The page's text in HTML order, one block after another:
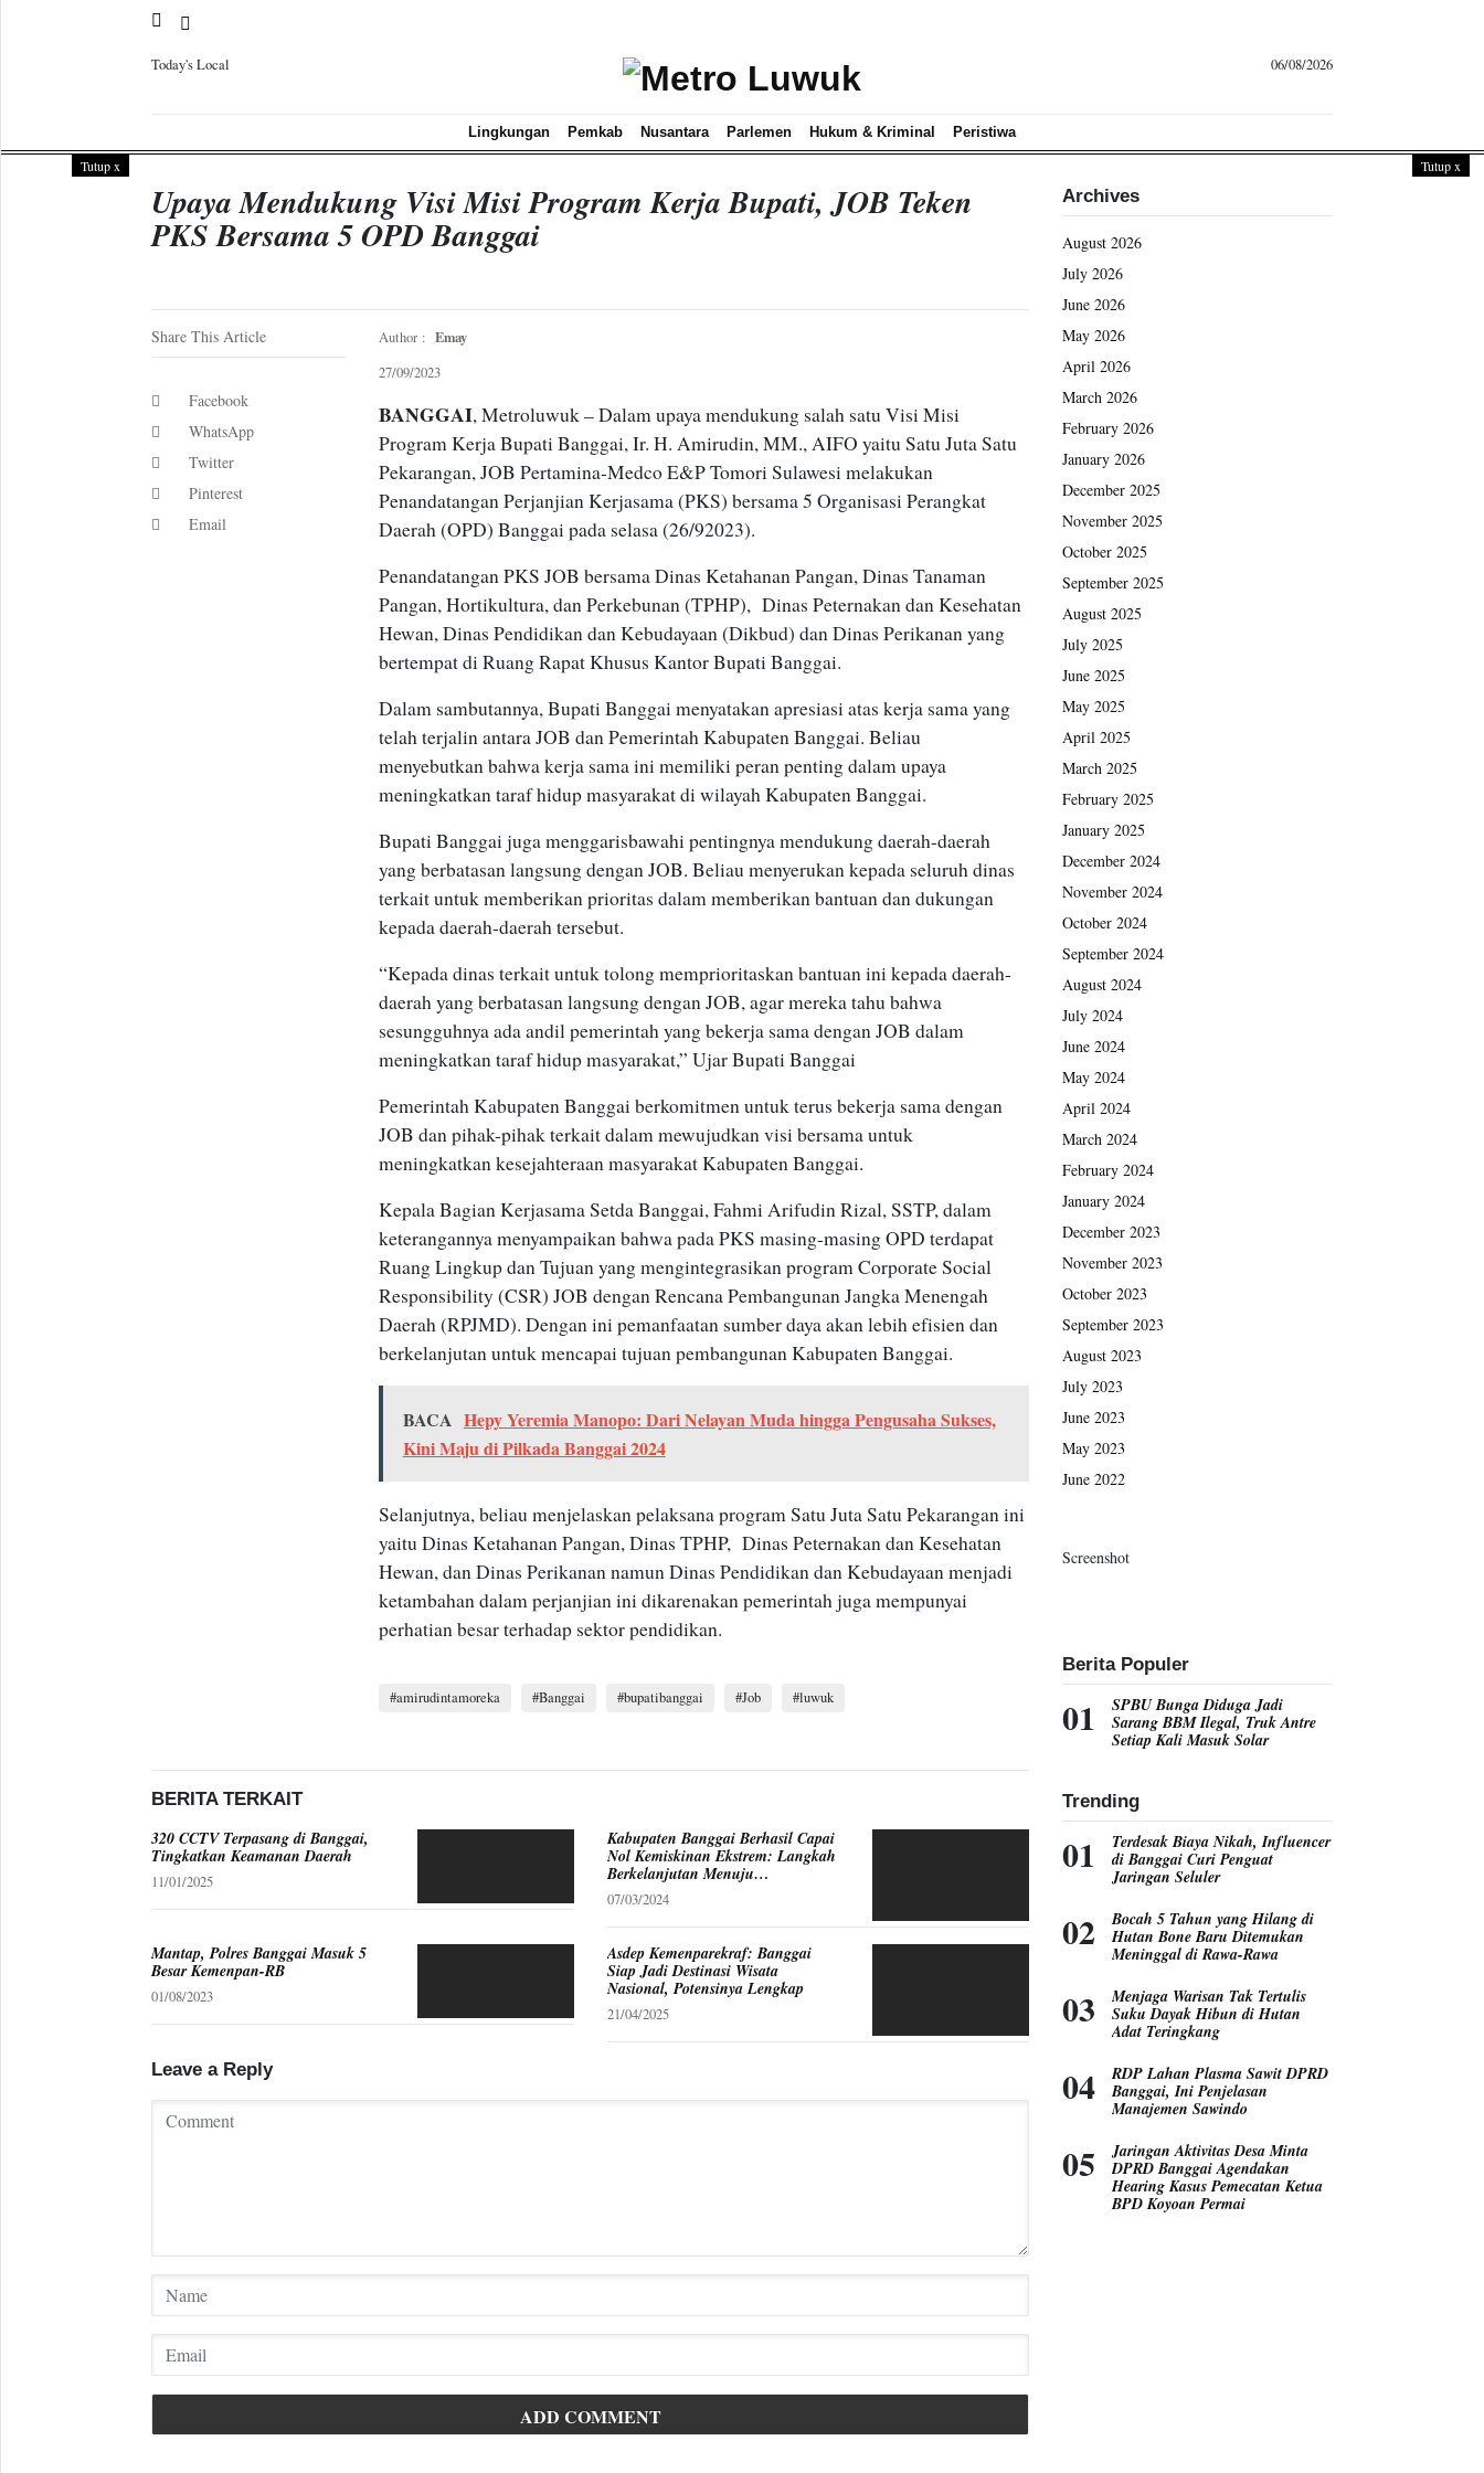
Today's Local 06/08/2026
Lingkungan Pemkab Nusantara Parlemen Hukum & Kriminal Peristiwa
Tutupx Tutupx
Upaya Mendukung Visi Misi Program Kerja Bupati, JOB Teken
PKS Bersama 5 OPD Banggai
Share This Article
Facebook
WhatsApp
Twitter
Pinterest
Email
Author :Emay
27/09/2023
BANGGAI, Metroluwuk – Dalam upaya mendukung salah satu Visi Misi
Program Kerja Bupati Banggai, Ir. H. Amirudin, MM., AIFO yaitu Satu Juta Satu
Pekarangan, JOB Pertamina-Medco E&P Tomori Sulawesi melakukan
Penandatangan Perjanjian Kerjasama (PKS) bersama 5 Organisasi Perangkat
Daerah (OPD) Banggai pada selasa (26/92023).
Penandatangan PKS JOB bersama Dinas Ketahanan Pangan, Dinas Tanaman
Pangan, Hortikultura, dan Perkebunan (TPHP), Dinas Peternakan dan Kesehatan
Hewan, Dinas Pendidikan dan Kebudayaan (Dikbud) dan Dinas Perikanan yang
bertempat di Ruang Rapat Khusus Kantor Bupati Banggai.
Dalam sambutannya, Bupati Banggai menyatakan apresiasi atas kerja sama yang
telah terjalin antara JOB dan Pemerintah Kabupaten Banggai. Beliau
menyebutkan bahwa kerja sama ini memiliki peran penting dalam upaya
meningkatkan taraf hidup masyarakat di wilayah Kabupaten Banggai.
Bupati Banggai juga menggarisbawahi pentingnya mendukung daerah-daerah
yang berbatasan langsung dengan JOB. Beliau menyerukan kepada seluruh dinas
terkait untuk memberikan prioritas dalam memberikan bantuan dan dukungan
kepada daerah-daerah tersebut.
“Kepada dinas terkait untuk tolong memprioritaskan bantuan ini kepada daerah-
daerah yang berbatasan langsung dengan JOB, agar mereka tahu bahwa
sesungguhnya ada andil pemerintah yang bekerja sama dengan JOB dalam
meningkatkan taraf hidup masyarakat,” Ujar Bupati Banggai
Pemerintah Kabupaten Banggai berkomitmen untuk terus bekerja sama dengan
JOB dan pihak-pihak terkait dalam mewujudkan visi bersama untuk
meningkatkan kesejahteraan masyarakat Kabupaten Banggai.
Kepala Bagian Kerjasama Setda Banggai, Fahmi Arifudin Rizal, SSTP, dalam
keterangannya menyampaikan bahwa pada PKS masing-masing OPD terdapat
Ruang Lingkup dan Tujuan yang mengintegrasikan program Corporate Social
Responsibility (CSR) JOB dengan Rencana Pembangunan Jangka Menengah
Daerah (RPJMD). Dengan ini pemanfaatan sumber daya akan lebih efisien dan
berkelanjutan untuk mencapai tujuan pembangunan Kabupaten Banggai.
BACA Hepy Yeremia Manopo: Dari Nelayan Muda hingga Pengusaha Sukses,
Kini Maju di Pilkada Banggai 2024
Selanjutnya, beliau menjelaskan pelaksana program Satu Juta Satu Pekarangan ini
yaitu Dinas Ketahanan Pangan, Dinas TPHP, Dinas Peternakan dan Kesehatan
Hewan, dan Dinas Perikanan namun Dinas Pendidikan dan Kebudayaan menjadi
ketambahan dalam perjanjian ini dikarenakan pemerintah juga mempunyai
perhatian besar terhadap sektor pendidikan.
amirudintamoreka Banggai bupatibanggai Job luwuk
BERITA TERKAIT
320 CCTV Terpasang di Banggai,
Tingkatkan Keamanan Daerah
11/01/2025
Kabupaten Banggai Berhasil Capai
Nol Kemiskinan Ekstrem: Langkah
Berkelanjutan Menuju
Kesejahteraan
07/03/2024
Mantap, Polres Banggai Masuk 5
Besar Kemenpan-RB
01/08/2023
Asdep Kemenparekraf: Banggai
Siap Jadi Destinasi Wisata
Nasional, Potensinya Lengkap
21/04/2025
Leave a Reply
Archives
August 2026
July 2026
June 2026
May 2026
April 2026
March 2026
February 2026
January 2026
December 2025
November 2025
October 2025
September 2025
August 2025
July 2025
June 2025
May 2025
April 2025
March 2025
February 2025
January 2025
December 2024
November 2024
October 2024
September 2024
August 2024
July 2024
June 2024
May 2024
April 2024
March 2024
February 2024
January 2024
December 2023
November 2023
October 2023
September 2023
August 2023
July 2023
June 2023
May 2023
June 2022
Screenshot
Berita Populer
SPBU Bunga Diduga Jadi
Sarang BBM Ilegal, Truk Antre
Setiap Kali Masuk Solar
Trending
Terdesak Biaya Nikah, Influencer
di Banggai Curi Penguat
Jaringan Seluler
Bocah 5 Tahun yang Hilang di
Hutan Bone Baru Ditemukan
Meninggal di Rawa-Rawa
Menjaga Warisan Tak Tertulis
Suku Dayak Hibun di Hutan
Adat Teringkang
RDP Lahan Plasma Sawit DPRD
Banggai, Ini Penjelasan
Manajemen Sawindo
Jaringan Aktivitas Desa Minta
DPRD Banggai Agendakan
Hearing Kasus Pemecatan Ketua
BPD Koyoan Permai